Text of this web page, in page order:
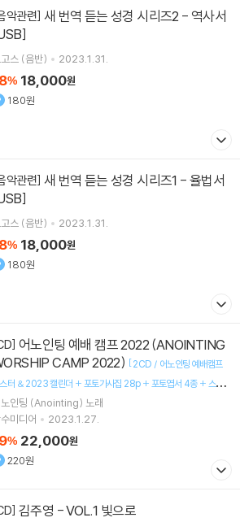
악관련]
고스 (음반) 2023.1.31.
% 18,000원
180원
악관련]
고스 (음반) 2023.1.31.
% 18,000원
180원
CAMP 2022) [2CD / 어노인팅 예배캠프
터 & 2023 캘린더 + 포토가사집 28p + 포토엽서 4종 + 스티
6종]
노인팅 (Anointing) 노래
미디어
2023.1.27.
% 22,000원
220원
김주영 - VOL.1 빛으로